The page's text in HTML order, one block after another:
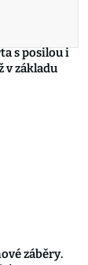
s posilou i
v základu
záběry.